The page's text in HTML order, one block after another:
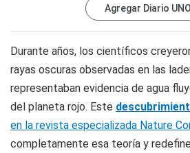
Agregar Diario
Durante años, los científicos
rayas oscuras observadas en las
representaban evidencia de agua
del planeta rojo. Este
en la revista especializada Nature
completamente esa teoría y